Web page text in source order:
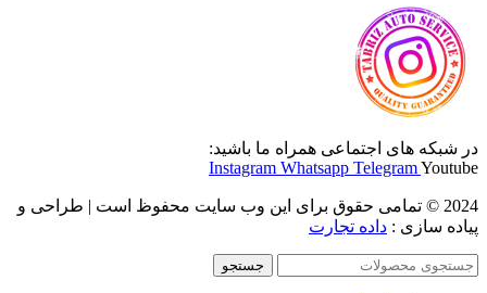
در شبکه های اجتماعی همراه ما باشید:
Instagram Whatsapp TelegramYoutube
2024 © تمامی حقوق برای این وب سایت محفوظ است | طراحی و
پیاده سازی : داده تجارت
جستجو